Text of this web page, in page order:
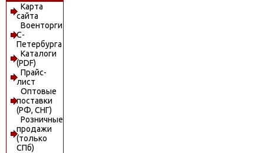
Карта
сайта
Военторги
С-
Петербурга
Каталоги
(PDF)
Прайс-
лист
Оптовые
поставки
(РФ, СНГ)
Розничные
продажи
(только
СПб)